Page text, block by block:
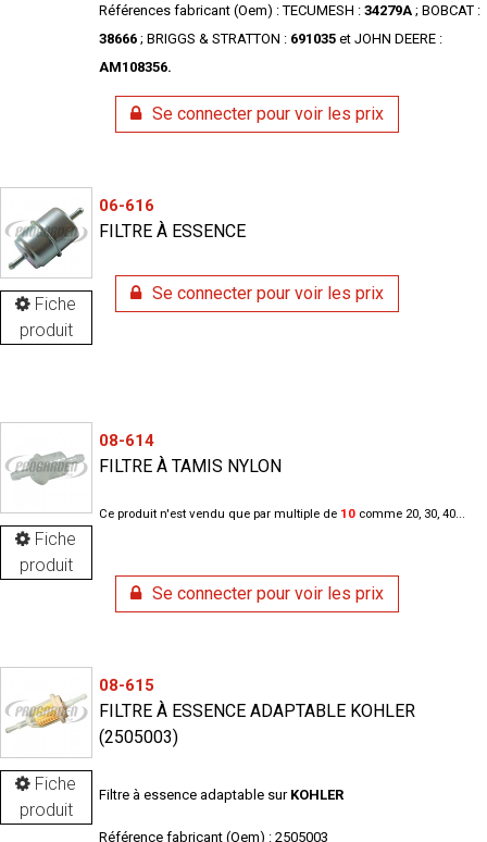
Références fabricant (Oem) : TECUMESH : 34279A; BOBCAT :
38666; BRIGGS & STRATTON : 691035et JOHN DEERE :
AM108356.
Se connecter pour voir les prix
Fiche
produit
06-616
FILTRE À ESSENCE
Se connecter pour voir les prix
Fiche
produit
08-614
FILTRE À TAMIS NYLON
Ce produit n'est vendu que par multiple de 10comme 20, 30, 40...
Se connecter pour voir les prix
Fiche
produit
08-615
FILTRE À ESSENCE ADAPTABLE KOHLER
(2505003)
Filtre à essence adaptable sur KOHLER
Référence fabricant (Oem) : 2505003